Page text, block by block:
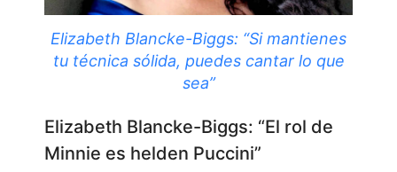
Elizabeth Blancke-Biggs: “Si mantienes
tu técnica sólida, puedes cantar lo que
sea”
Elizabeth Blancke-Biggs: “El rol de
Minnie es helden Puccini”